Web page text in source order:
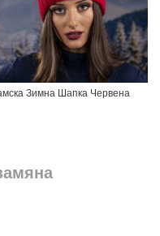
Зимна Шапка Червена